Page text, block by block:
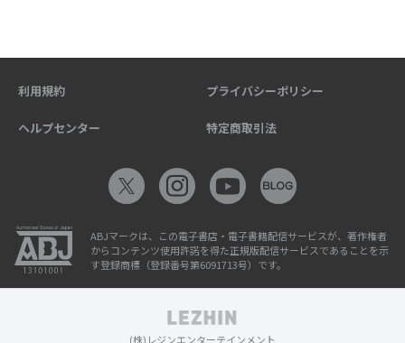
利用規約 プライバシーポリシー
ヘルプセンター 特定商取引法
ABJマークは、この電子書店・電子書籍配信サービスが、著作権者
からコンテンツ使用許諾を得た正規版配信サービスであることを示
す登録商標（登録番号第6091713号）です。
(株)レジンエンターテインメント